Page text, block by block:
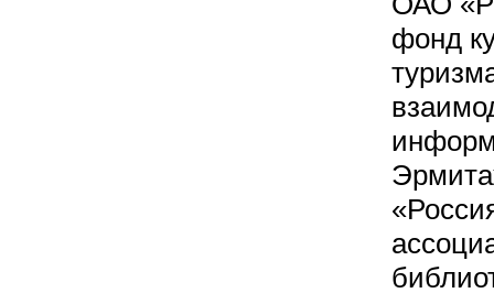
фонд